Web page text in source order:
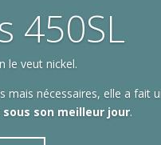
450SL
le veut nickel.
mais nécessaires, elle a fait
son meilleur jour.